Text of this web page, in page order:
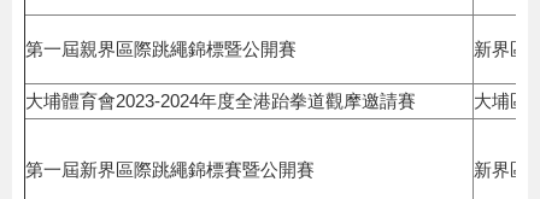
第一屆親界區際跳繩錦標暨公開賽 新界區
大埔體育會2023-2024年度全港跆拳道觀摩邀請賽 大埔區
第一屆新界區際跳繩錦標賽暨公開賽 新界區